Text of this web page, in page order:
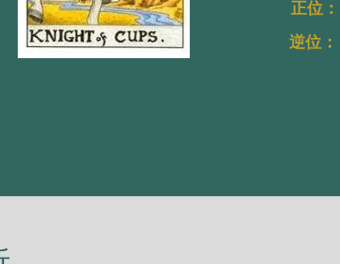
正位：
逆位：